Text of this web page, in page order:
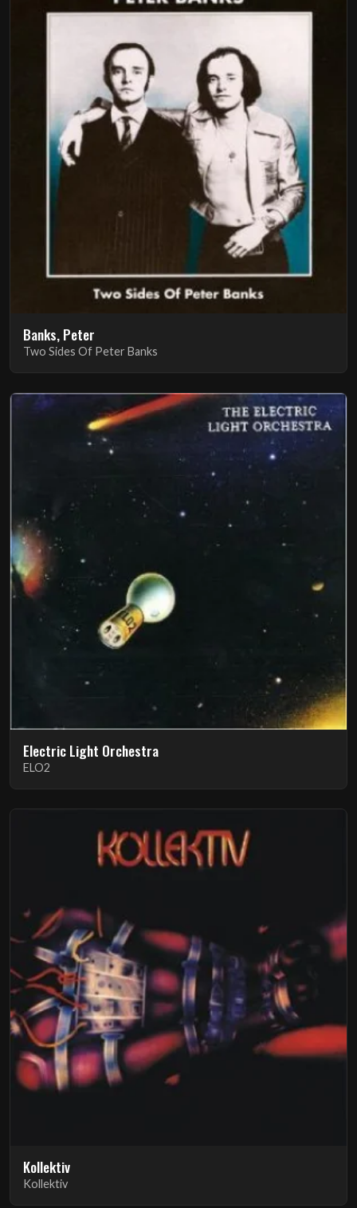
Banks, Peter
Two Sides Of Peter Banks
Electric Light Orchestra
ELO2
Kollektiv
Kollektiv